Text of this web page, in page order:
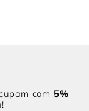
com 5%